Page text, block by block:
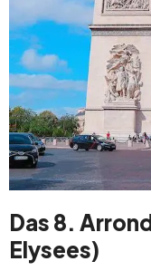
Das 8.
Elysees)